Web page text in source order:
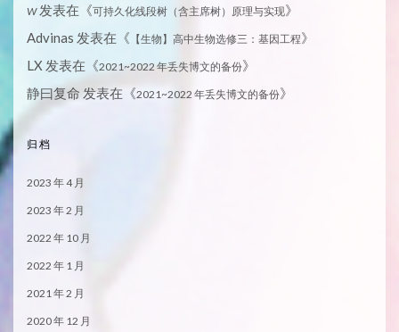
W发表在《可持久化线段树（含主席树）原理与实现》
Advinas 发表在《 【生物】高中生物选修三：基因工程》
LX 发表在《2021~2022 年丢失博文的备份》
静曰复命 发表在《2021~2022 年丢失博文的备份》
归档
2023 年 4 月
2023 年 2 月
2022 年 10 月
2022 年 1 月
2021 年 2 月
2020 年 12 月